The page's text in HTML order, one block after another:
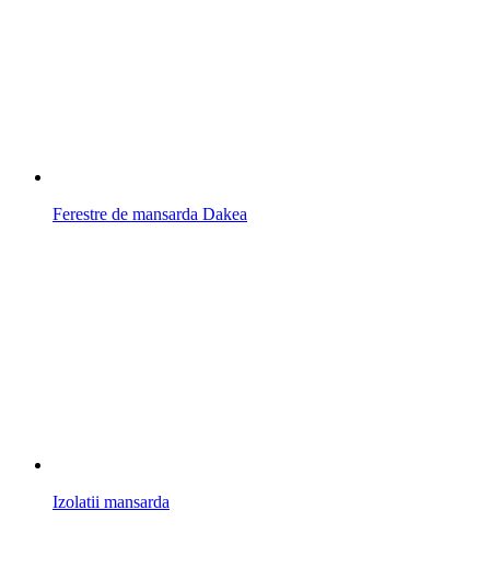
Ferestre de mansarda Dakea
Izolatii mansarda